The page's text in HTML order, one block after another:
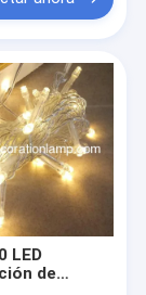
LED
de